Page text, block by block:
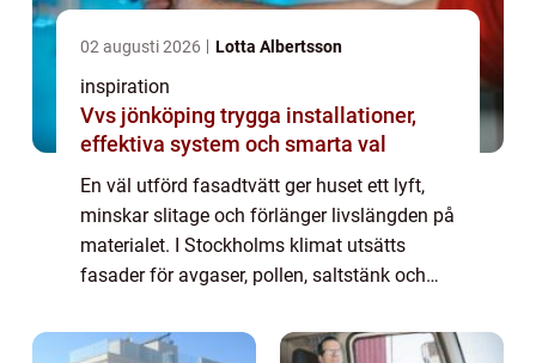
02 augusti 2026 Lotta Albertsson
inspiration
Vvs jönköping trygga installationer,
effektiva system och smarta val
En väl utförd fasadtvätt ger huset ett lyft,
minskar slitage och förlänger livslängden på
materialet. I Stockholms klimat utsätts
fasader för avgaser, pollen, saltstänk och